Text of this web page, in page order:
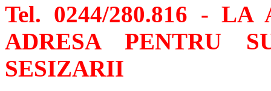
Tel. 0244/280.816 -
ADRESA PENTRU
SESIZARII